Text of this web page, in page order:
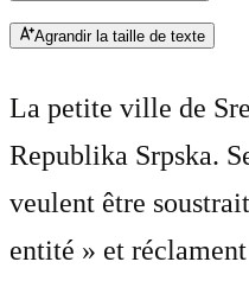
Agrandir la taille de texte
La petite ville de
Republika Srpska.
veulent être
entité » et